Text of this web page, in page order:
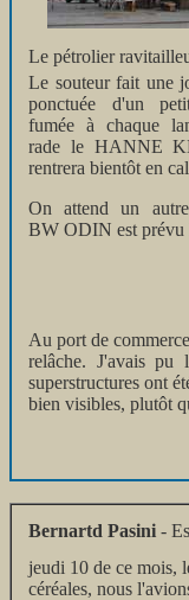
Le pétrolier
Le souteur fait une
ponctuée d'un
fumée à chaque
rade le HANNE
rentrera bientôt en
On attend un
BW ODIN est prévu
Au port de
relâche. J'avais
superstructures ont
bien visibles, plutôt
Bernartd Pasini -
jeudi 10 de ce mois,
céréales, nous